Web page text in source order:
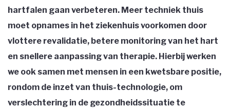
hartfalen gaan verbeteren. Meer techniek thuis
moet opnames in het ziekenhuis voorkomen door
vlottere revalidatie, betere monitoring van het hart
en snellere aanpassing van therapie. Hierbij werken
we ook samen met mensen in een kwetsbare positie,
rondom de inzet van thuis-technologie, om
verslechtering in de gezondheidssituatie te